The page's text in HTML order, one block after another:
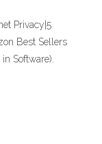
Privacy|5
Best Sellers
Software).